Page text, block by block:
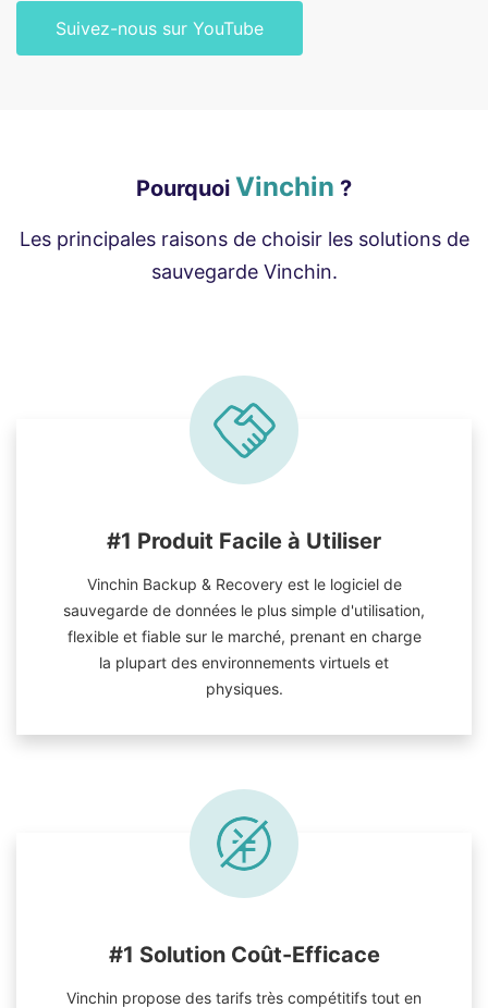
Suivez-nous sur YouTube
Pourquoi Vinchin ?
Les principales raisons de choisir les solutions de
sauvegarde Vinchin.
#1 Produit Facile à Utiliser
Vinchin Backup & Recovery est le logiciel de
sauvegarde de données le plus simple d'utilisation,
flexible et fiable sur le marché, prenant en charge
la plupart des environnements virtuels et
physiques.
#1 Solution Coût-Efficace
Vinchin propose des tarifs très compétitifs tout en